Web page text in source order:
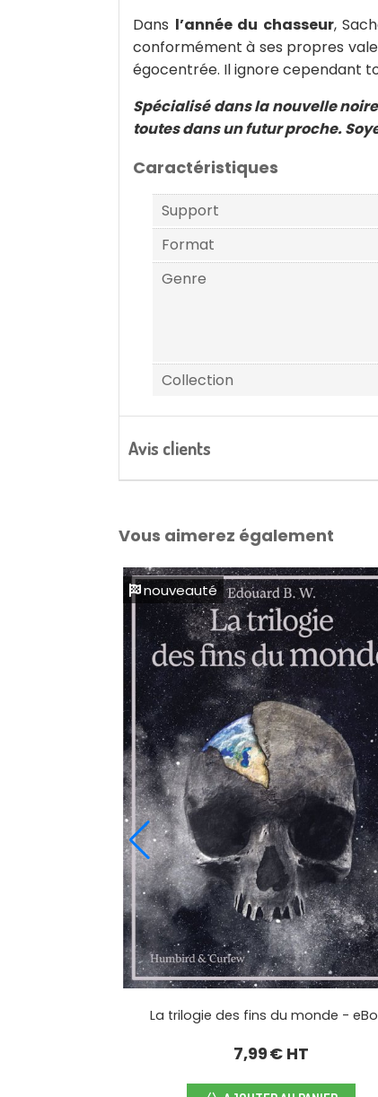
Dans l’année du chasseur,
conformément à ses propres
égocentrée. Il ignore cependant
Spécialisé dans la nouvelle
toutes dans un futur proche.
Caractéristiques
Support
Format
Genre
Collection
Avis clients
Vous aimerez également
La trilogie des fins du monde -
7,99€ HT
nouveauté